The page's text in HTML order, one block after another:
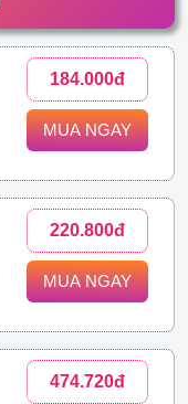
184.000đ
MUA NGAY
220.800đ
MUA NGAY
474.720đ